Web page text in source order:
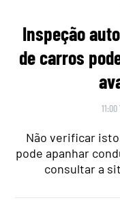
Inspeção
de carros
Não verificar
pode apanhar
consultar a